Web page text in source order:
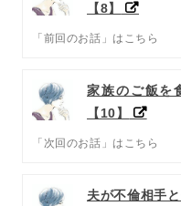
【8】
「前回のお話」はこちら
家族のご飯を
【10】
「次回のお話」はこちら
夫が不倫相手